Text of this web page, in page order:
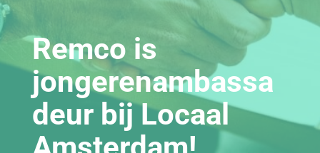
Remco is
jongerenambassa
deur bij Locaal